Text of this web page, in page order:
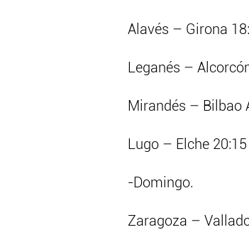
Alavés – Girona
Leganés –
Mirandés – Bilbao
Lugo – Elche
-Domingo.
Zaragoza –